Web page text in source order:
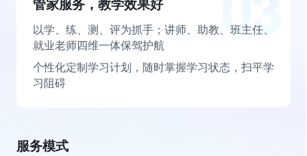
管家服务，教学效果好
以学、练、测、评为抓手；讲师、助教、班主任、
就业老师四维一体保驾护航
个性化定制学习计划，随时掌握学习状态，扫平学
习阻碍
服务模式